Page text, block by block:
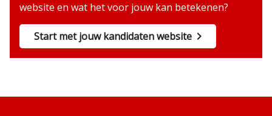
website en wat het voor jouw kan betekenen?
Start met jouw kandidaten website